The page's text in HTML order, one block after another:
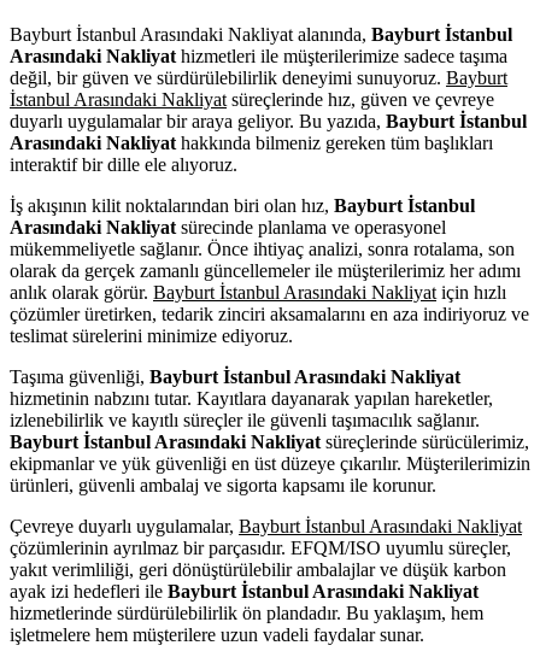
Bayburt İstanbul Arasındaki Nakliyat alanında, Bayburt İstanbul
Arasındaki Nakliyat hizmetleri ile müşterilerimize sadece taşıma
değil, bir güven ve sürdürülebilirlik deneyimi sunuyoruz. Bayburt
İstanbul Arasındaki Nakliyat süreçlerinde hız, güven ve çevreye
duyarlı uygulamalar bir araya geliyor. Bu yazıda, Bayburt İstanbul
Arasındaki Nakliyat hakkında bilmeniz gereken tüm başlıkları
interaktif bir dille ele alıyoruz.
İş akışının kilit noktalarından biri olan hız, Bayburt İstanbul
Arasındaki Nakliyat sürecinde planlama ve operasyonel
mükemmeliyetle sağlanır. Önce ihtiyaç analizi, sonra rotalama, son
olarak da gerçek zamanlı güncellemeler ile müşterilerimiz her adımı
anlık olarak görür. Bayburt İstanbul Arasındaki Nakliyat için hızlı
çözümler üretirken, tedarik zinciri aksamalarını en aza indiriyoruz ve
teslimat sürelerini minimize ediyoruz.
Taşıma güvenliği, Bayburt İstanbul Arasındaki Nakliyat
hizmetinin nabzını tutar. Kayıtlara dayanarak yapılan hareketler,
izlenebilirlik ve kayıtlı süreçler ile güvenli taşımacılık sağlanır.
Bayburt İstanbul Arasındaki Nakliyat süreçlerinde sürücülerimiz,
ekipmanlar ve yük güvenliği en üst düzeye çıkarılır. Müşterilerimizin
ürünleri, güvenli ambalaj ve sigorta kapsamı ile korunur.
Çevreye duyarlı uygulamalar, Bayburt İstanbul Arasındaki Nakliyat
çözümlerinin ayrılmaz bir parçasıdır. EFQM/ISO uyumlu süreçler,
yakıt verimliliği, geri dönüştürülebilir ambalajlar ve düşük karbon
ayak izi hedefleri ile Bayburt İstanbul Arasındaki Nakliyat
hizmetlerinde sürdürülebilirlik ön plandadır. Bu yaklaşım, hem
işletmelere hem müşterilere uzun vadeli faydalar sunar.